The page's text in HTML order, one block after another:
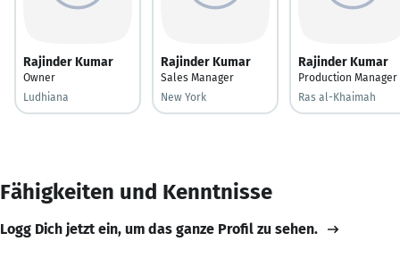
Rajinder Kumar
Owner
Ludhiana
Rajinder Kumar
Sales Manager
New York
Rajinder Kumar
Production Manager
Ras al-Khaimah
Fähigkeiten und Kenntnisse
Logg Dich jetzt ein, um das ganze Profil zu sehen.